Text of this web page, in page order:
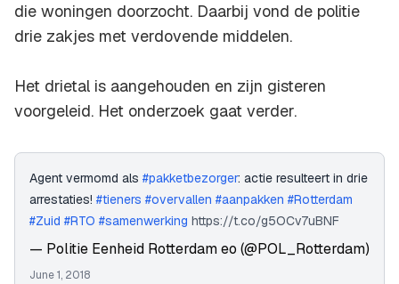
die woningen doorzocht. Daarbij vond de politie
drie zakjes met verdovende middelen.
Het drietal is aangehouden en zijn gisteren
voorgeleid. Het onderzoek gaat verder.
Agent vermomd als #pakketbezorger: actie resulteert in drie
arrestaties! #tieners #overvallen #aanpakken #Rotterdam
#Zuid #RTO #samenwerking https://t.co/g5OCv7uBNF
— Politie Eenheid Rotterdam eo (@POL_Rotterdam)
June 1, 2018